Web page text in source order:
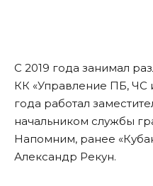
С 2019 года занимал
КК «Управление ПБ, ЧС
года работал
начальником службы
Напомним, ранее
Александр Рекун.